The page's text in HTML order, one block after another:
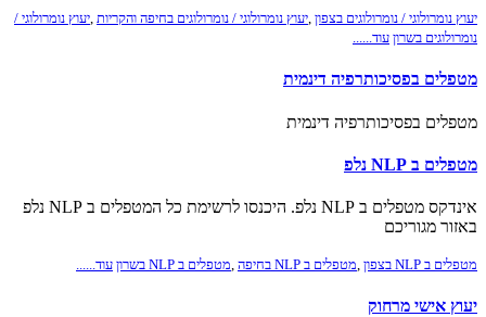
יעוץ נומרולוגי / נומרולוגים בצפון ,יעוץ נומרולוגי / נומרולוגים בחיפה והקריות ,יעוץ נומרולוגי /
נומרולוגים בשרון עוד......
מטפלים בפסיכותרפיה דינמית
מטפלים בפסיכותרפיה דינמית
מטפלים ב NLP נלפ
אינדקס מטפלים ב NLP נלפ. היכנסו לרשימת כל המטפלים ב NLP נלפ
באזור מגוריכם
מטפלים ב NLP בצפון ,מטפלים ב NLP בחיפה ,מטפלים ב NLP בשרון עוד......
יעוץ אישי מרחוק